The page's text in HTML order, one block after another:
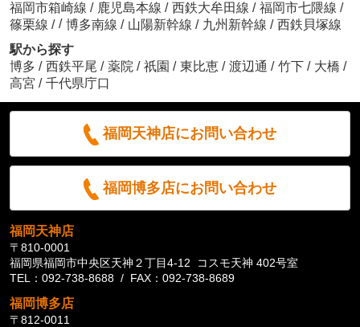
福岡市箱崎線 / 鹿児島本線 / 西鉄大牟田線 / 福岡市七隈線 /
篠栗線 / / 博多南線 / 山陽新幹線 / 九州新幹線 / 西鉄貝塚線
駅から探す
博多 / 西鉄平尾 / 薬院 / 祇園 / 東比恵 / 渡辺通 / 竹下 / 大橋 /
高宮 / 千代県庁口
福岡天神店にお問い合わせ
福岡博多店にお問い合わせ
福岡天神店
〒810-0001
福岡県福岡市中央区天神２丁目4-12 コスモ天神 402号室
TEL：092-738-8688 / FAX：092-738-8689
福岡博多店
〒812-0011